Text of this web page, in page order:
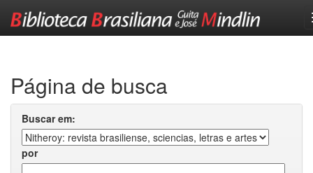
Página de busca
Buscar em:
por